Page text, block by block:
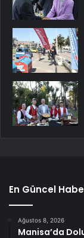
En Güncel
Ağustos 8, 2026
Manisa’da